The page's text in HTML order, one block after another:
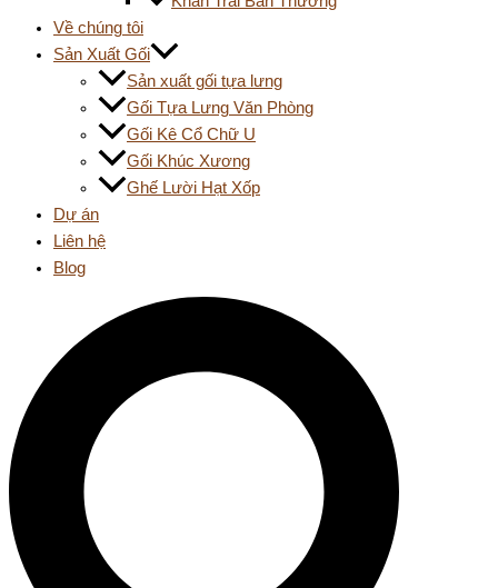
Về chúng tôi
Sản Xuất Gối
Sản xuất gối tựa lưng
Gối Tựa Lưng Văn Phòng
Gối Kê Cổ Chữ U
Gối Khúc Xương
Ghế Lười Hạt Xốp
Dự án
Liên hệ
Blog